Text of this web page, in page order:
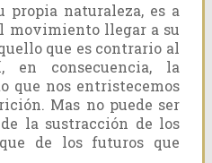
propia naturaleza, es a
movimiento llegar a su
que es contrario al
consecuencia, la
que nos entristecemos
Mas no puede ser
la sustracción de los
de los futuros que